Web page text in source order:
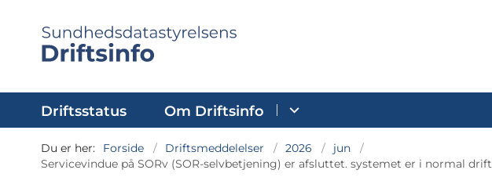
Driftsstatus Om Driftsinfo
Du er her: Forside Driftsmeddelelser 2026
jun
Servicevindue på SORv (SOR-selvbetjening) er afsluttet. systemet er i normal drift